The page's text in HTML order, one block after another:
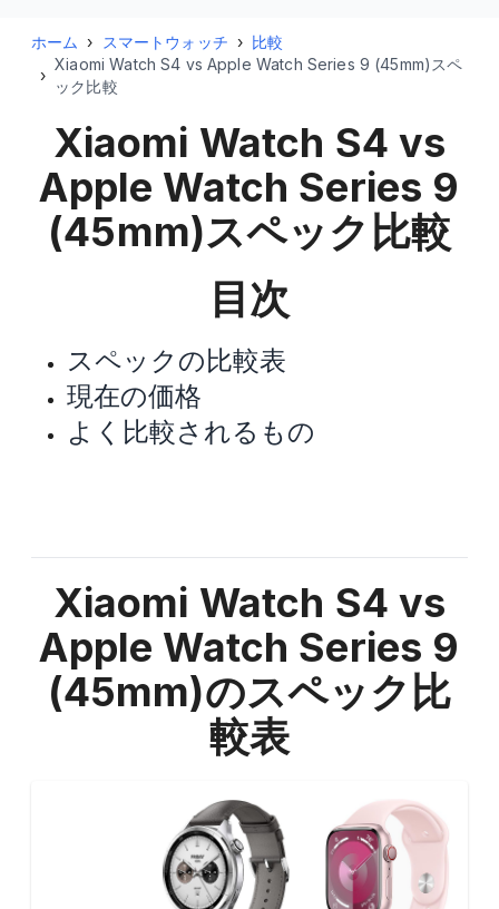
ホーム › スマートウォッチ › 比較
›
Xiaomi Watch S4 vs Apple Watch Series 9 (45mm)スペ
ック比較
Xiaomi Watch S4 vs
Apple Watch Series 9
(45mm)スペック比較
目次
スペックの比較表
現在の価格
よく比較されるもの
Xiaomi Watch S4 vs
Apple Watch Series 9
(45mm)のスペック比
較表